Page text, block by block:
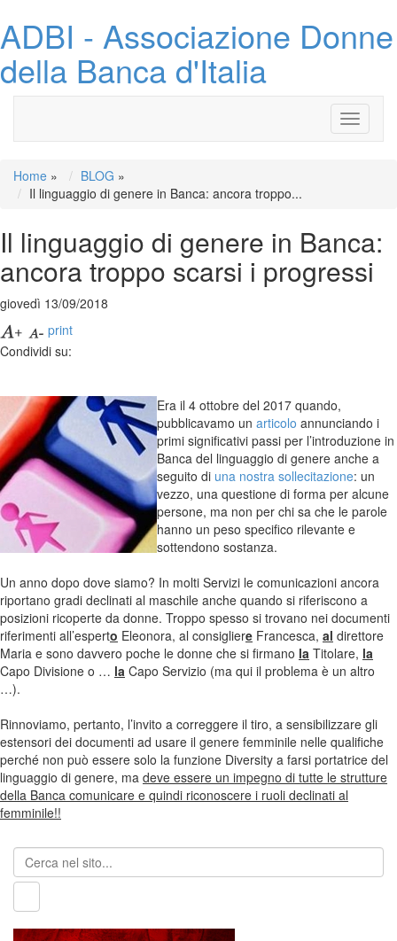
ADBI - Associazione Donne
della Banca d'Italia
Toggle
Home » BLOG »
Il linguaggio di genere in Banca: ancora troppo...
Il linguaggio di genere in Banca:
ancora troppo scarsi i progressi
giovedì 13/09/2018
print
Condividi su:
Era il 4 ottobre del 2017 quando,
pubblicavamo un articolo annunciando i
primi significativi passi per l’introduzione in
Banca del linguaggio di genere anche a
seguito di una nostra sollecitazione: un
vezzo, una questione di forma per alcune
persone, ma non per chi sa che le parole
hanno un peso specifico rilevante e
sottendono sostanza.
Un anno dopo dove siamo? In molti Servizi le comunicazioni ancora
riportano gradi declinati al maschile anche quando si riferiscono a
posizioni ricoperte da donne. Troppo spesso si trovano nei documenti
riferimenti all’esperto Eleonora, al consigliere Francesca, al direttore
Maria e sono davvero poche le donne che si firmano la Titolare, la
Capo Divisione o … la Capo Servizio (ma qui il problema è un altro
…).
Rinnoviamo, pertanto, l’invito a correggere il tiro, a sensibilizzare gli
estensori dei documenti ad usare il genere femminile nelle qualifiche
perché non può essere solo la funzione Diversity a farsi portatrice del
linguaggio di genere, ma deve essere un impegno di tutte le strutture
della Banca comunicare e quindi riconoscere i ruoli declinati al
femminile!!